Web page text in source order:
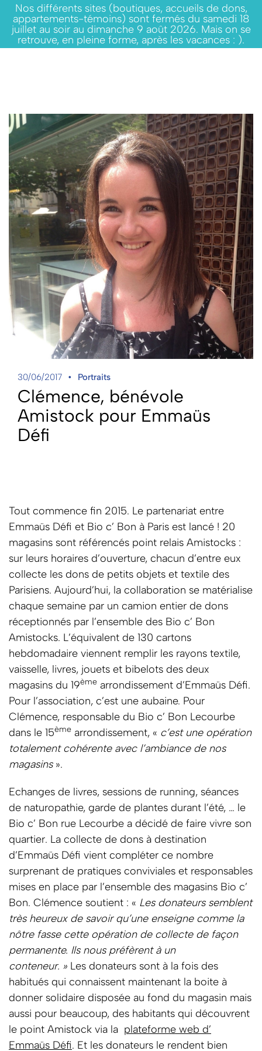
Nos différents sites (boutiques, accueils de dons,
appartements-témoins) sont fermés du samedi 18
juillet au soir au dimanche 9 août 2026. Mais on se
retrouve, en pleine forme, après les vacances : ).
30/06/2017 Portraits
Clémence, bénévole
Amistock pour Emmaüs
Défi
Tout commence fin 2015. Le partenariat entre
Emmaüs Défi et Bio c’ Bon à Paris est lancé ! 20
magasins sont référencés point relais Amistocks :
sur leurs horaires d’ouverture, chacun d’entre eux
collecte les dons de petits objets et textile des
Parisiens. Aujourd’hui, la collaboration se matérialise
chaque semaine par un camion entier de dons
réceptionnés par l’ensemble des Bio c’ Bon
Amistocks. L’équivalent de 130 cartons
hebdomadaire viennent remplir les rayons textile,
vaisselle, livres, jouets et bibelots des deux
magasins du 19ème arrondissement d’Emmaüs Défi.
Pour l’association, c’est une aubaine. Pour
Clémence, responsable du Bio c’ Bon Lecourbe
dans le 15ème arrondissement, « c’est une opération
totalement cohérente avec l’ambiance de nos
magasins ».
Echanges de livres, sessions de running, séances
de naturopathie, garde de plantes durant l’été, … le
Bio c’ Bon rue Lecourbe a décidé de faire vivre son
quartier. La collecte de dons à destination
d’Emmaüs Défi vient compléter ce nombre
surprenant de pratiques conviviales et responsables
mises en place par l’ensemble des magasins Bio c’
Bon. Clémence soutient : « Les donateurs semblent
très heureux de savoir qu’une enseigne comme la
nôtre fasse cette opération de collecte de façon
permanente. Ils nous préfèrent à un
conteneur. » Les donateurs sont à la fois des
habitués qui connaissent maintenant la boite à
donner solidaire disposée au fond du magasin mais
aussi pour beaucoup, des habitants qui découvrent
le point Amistock via la plateforme web d’
Emmaüs Défi. Et les donateurs le rendent bien